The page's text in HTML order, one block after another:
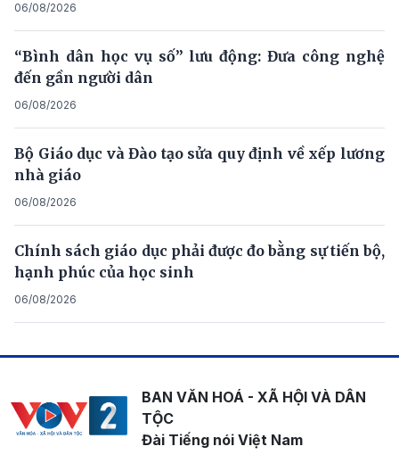
06/08/2026
“Bình dân học vụ số” lưu động: Đưa công nghệ
đến gần người dân
06/08/2026
Bộ Giáo dục và Đào tạo sửa quy định về xếp lương
nhà giáo
06/08/2026
Chính sách giáo dục phải được đo bằng sự tiến bộ,
hạnh phúc của học sinh
06/08/2026
BAN VĂN HOÁ - XÃ HỘI VÀ DÂN
TỘC
Đài Tiếng nói Việt Nam